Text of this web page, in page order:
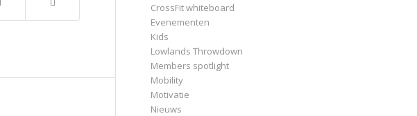
CrossFit whiteboard
Evenementen
Kids
Lowlands Throwdown
Members spotlight
Mobility
Motivatie
Nieuws